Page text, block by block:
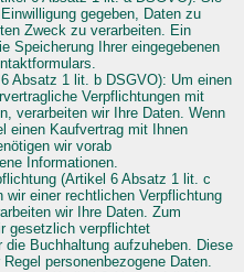
gegeben, Daten zu
Zweck zu verarbeiten. Ein
Speicherung Ihrer eingegebenen
Absatz 1 lit. b DSGVO): Um einen
Verpflichtungen mit
verarbeiten wir Ihre Daten. Wenn
einen Kaufvertrag mit Ihnen
wir vorab
Informationen.
(Artikel 6 Absatz 1 lit. c
wir einer rechtlichen Verpflichtung
wir Ihre Daten. Zum
gesetzlich verpflichtet
die Buchhaltung aufzuheben. Diese
personenbezogene Daten.